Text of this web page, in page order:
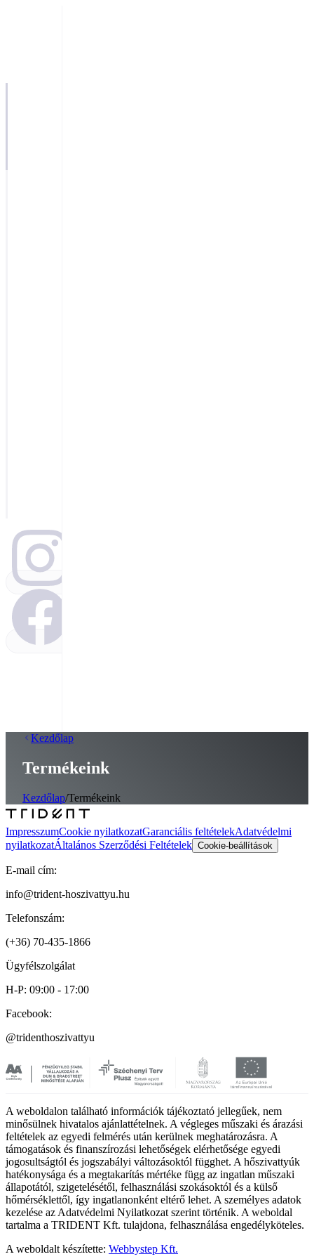
Kezdőlap
Termékeink
Kezdőlap/Termékeink
ImpresszumCookie nyilatkozatGaranciális feltételekAdatvédelmi
nyilatkozatÁltalános Szerződési Feltételek Cookie-beállítások
E-mail cím:
info@trident-hoszivattyu.hu
Telefonszám:
(+36) 70-435-1866
Ügyfélszolgálat
H-P: 09:00 - 17:00
Facebook:
@tridenthoszivattyu
A weboldalon található információk tájékoztató jellegűek, nem
minősülnek hivatalos ajánlattételnek. A végleges műszaki és árazási
feltételek az egyedi felmérés után kerülnek meghatározásra. A
támogatások és finanszírozási lehetőségek elérhetősége egyedi
jogosultságtól és jogszabályi változásoktól függhet. A hőszivattyúk
hatékonysága és a megtakarítás mértéke függ az ingatlan műszaki
állapotától, szigetelésétől, felhasználási szokásoktól és a külső
hőmérséklettől, így ingatlanonként eltérő lehet. A személyes adatok
kezelése az Adatvédelmi Nyilatkozat szerint történik. A weboldal
tartalma a TRIDENT Kft. tulajdona, felhasználása engedélyköteles.
A weboldalt készítette: Webbystep Kft.